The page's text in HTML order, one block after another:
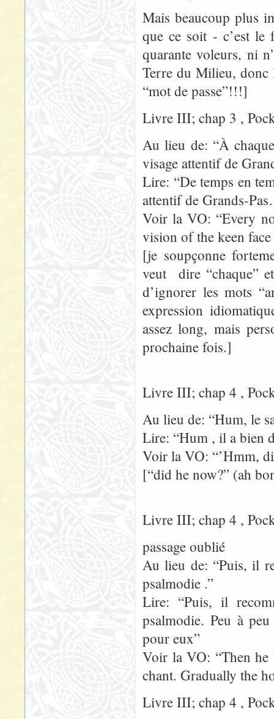
Mais beaucoup plus
que ce soit - c’est le
quarante voleurs, ni
Terre du Milieu, donc
“mot de passe”!!!]
Livre III; chap 3 ,
Au lieu de: “À
visage attentif de
Lire: “De temps en
attentif de Grands-
Voir la VO: “Every
vision of the keen
[je soupçonne
veut dire “chaque”
d’ignorer les mots
expression
assez long, mais
prochaine fois.]
Livre III; chap 4 ,
Au lieu de: “Hum, le
Lire: “Hum , il a bien
Voir la VO: “’Hmm,
[“did he now?” (ah
Livre III; chap 4 ,
passage oublié
Au lieu de: “Puis, il
psalmodie .”
Lire: “Puis, il
psalmodie. Peu à
pour eux”
Voir la VO: “Then he
chant. Gradually the
Livre III; chap 4 ,